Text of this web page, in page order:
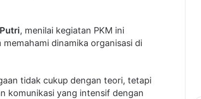
, menilai kegiatan PKM ini
dinamika organisasi di
tidak cukup dengan teori, tetapi
komunikasi yang intensif dengan